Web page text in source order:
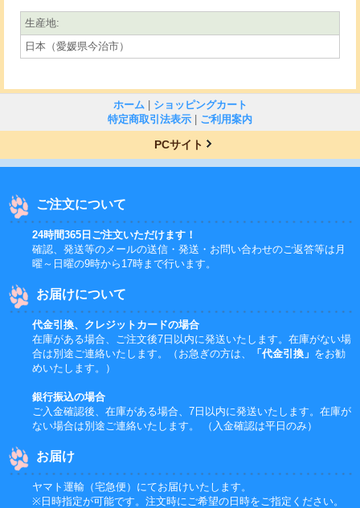
生産地:
日本（愛媛県今治市）
ホーム | ショッピングカート
特定商取引法表示 | ご利用案内
PCサイト
ご注文について
24時間365日ご注文いただけます！
確認、発送等のメールの送信・発送・お問い合わせのご返答等は月
曜～日曜の9時から17時まで行います。
お届けについて
代金引換、クレジットカードの場合
在庫がある場合、ご注文後7日以内に発送いたします。在庫がない場
合は別途ご連絡いたします。（お急ぎの方は、
「代金引換」 をお勧
めいたします。）
銀行振込の場合
ご入金確認後、在庫がある場合、7日以内に発送いたします。在庫が
ない場合は別途ご連絡いたします。 （入金確認は平日のみ）
お届け
ヤマト運輸（宅急便）にてお届けいたします。
※日時指定が可能です。注文時にご希望の日時をご指定ください。